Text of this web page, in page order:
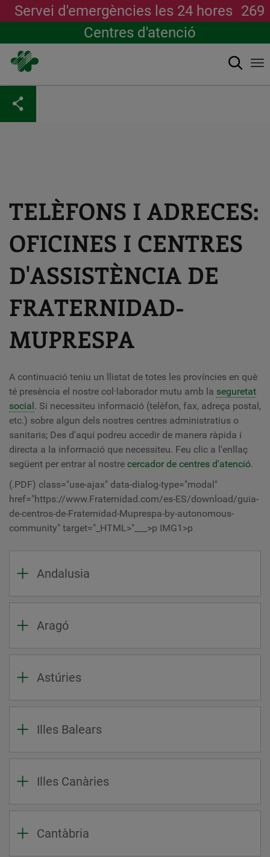
contingut
Servei d'emergències les 24 hores 269
Centres d'atenció
Cerca
TELÈFONS I ADRECES:
OFICINES I CENTRES
D'ASSISTÈNCIA DE
FRATERNIDAD-
MUPRESPA
A continuació teniu un llistat de totes les províncies en què
té presència el nostre col·laborador mutu amb la seguretat
social. Si necessiteu informació (telèfon, fax, adreça postal,
etc.) sobre algun dels nostres centres administratius o
sanitaris; Des d'aquí podreu accedir de manera ràpida i
directa a la informació que necessiteu. Feu clic a l'enllaç
següent per entrar al nostre cercador de centres d'atenció.
(.PDF) class="use-ajax" data-dialog-type="modal"
href="https://www.Fraternidad.com/es-ES/download/guia-
de-centros-de-Fraternidad-Muprespa-by-autonomous-
community" target="_HTML>"___>p IMG1>p
Andalusia
Aragó
Astúries
Illes Balears
Illes Canàries
Cantàbria